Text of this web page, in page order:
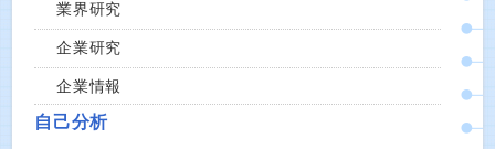
業界研究
企業研究
企業情報
自己分析